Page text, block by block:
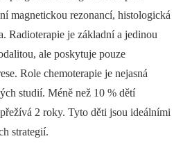
magnetickou rezonancí, histologická
Radioterapie je základní a jedinou
ale poskytuje pouze
Role chemoterapie je nejasná
studií. Méně než 10 % dětí
2 roky. Tyto děti jsou ideálními
strategií.